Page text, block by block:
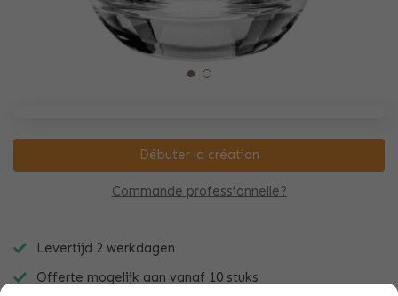
Commande professionnelle?
Débuter la création
Levertijd 2 werkdagen
Offerte mogelijk aan vanaf 10 stuks